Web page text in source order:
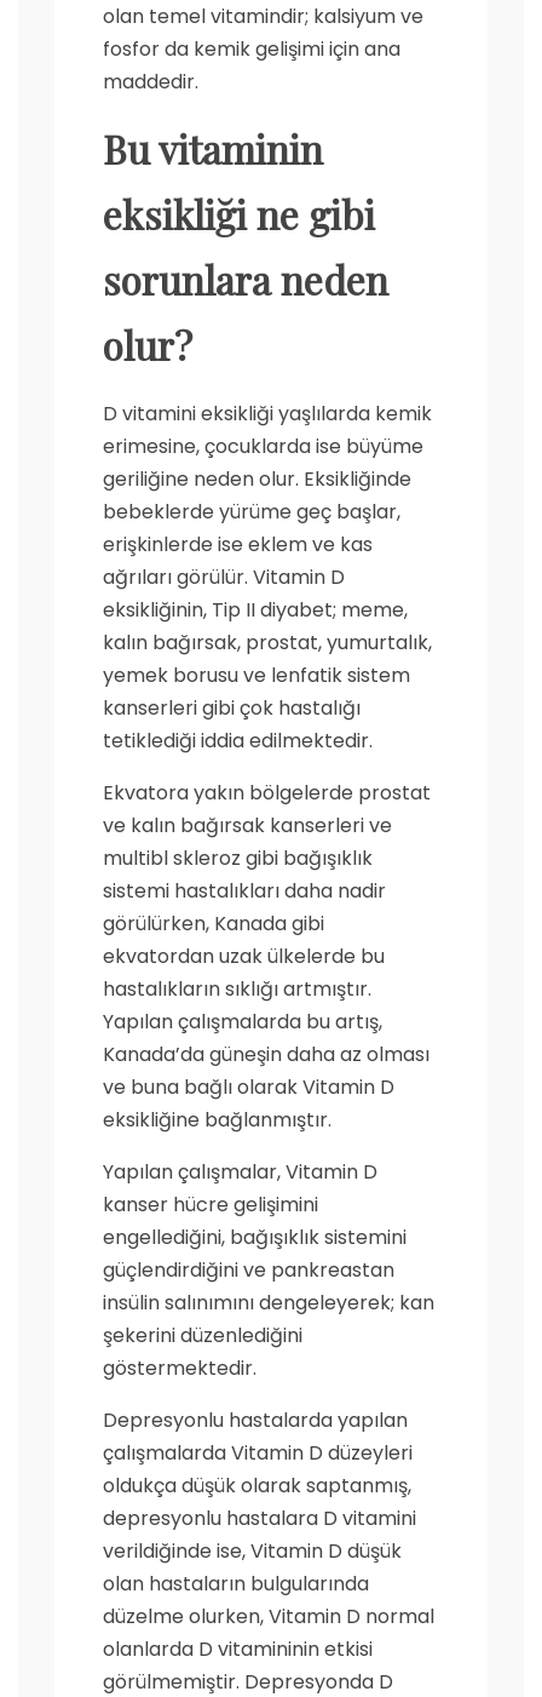
olan temel vitamindir; kalsiyum ve
fosfor da kemik gelişimi için ana
maddedir.
Bu vitaminin
eksikliği ne gibi
sorunlara neden
olur?
D vitamini eksikliği yaşlılarda kemik
erimesine, çocuklarda ise büyüme
geriliğine neden olur. Eksikliğinde
bebeklerde yürüme geç başlar,
erişkinlerde ise eklem ve kas
ağrıları görülür. Vitamin D
eksikliğinin, Tip II diyabet; meme,
kalın bağırsak, prostat, yumurtalık,
yemek borusu ve lenfatik sistem
kanserleri gibi çok hastalığı
tetiklediği iddia edilmektedir.
Ekvatora yakın bölgelerde prostat
ve kalın bağırsak kanserleri ve
multibl skleroz gibi bağışıklık
sistemi hastalıkları daha nadir
görülürken, Kanada gibi
ekvatordan uzak ülkelerde bu
hastalıkların sıklığı artmıştır.
Yapılan çalışmalarda bu artış,
Kanada’da güneşin daha az olması
ve buna bağlı olarak Vitamin D
eksikliğine bağlanmıştır.
Yapılan çalışmalar, Vitamin D
kanser hücre gelişimini
engellediğini, bağışıklık sistemini
güçlendirdiğini ve pankreastan
insülin salınımını dengeleyerek; kan
şekerini düzenlediğini
göstermektedir.
Depresyonlu hastalarda yapılan
çalışmalarda Vitamin D düzeyleri
oldukça düşük olarak saptanmış,
depresyonlu hastalara D vitamini
verildiğinde ise, Vitamin D düşük
olan hastaların bulgularında
düzelme olurken, Vitamin D normal
olanlarda D vitamininin etkisi
görülmemiştir. Depresyonda D